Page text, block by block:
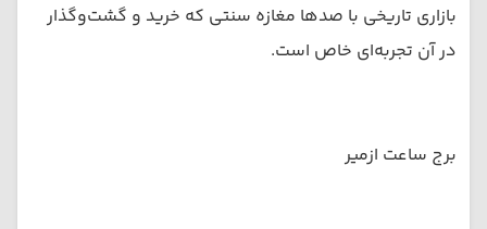
بازاری تاریخی با صدها مغازه سنتی که خرید و گشت‌وگذار
در آن تجربه‌ای خاص است.
برج ساعت ازمیر